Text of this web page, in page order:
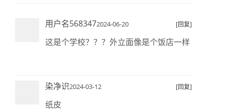
用户名5683472024-06-20 [回复]
这是个学校？？？外立面像是个饭店一样
染净识2024-03-12 [回复]
纸皮